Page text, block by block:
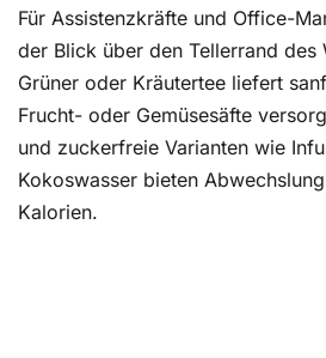
Für Assistenzkräfte und Office-
der Blick über den Tellerrand des
Grüner oder Kräutertee liefert
Frucht- oder Gemüsesäfte
und zuckerfreie Varianten wie
Kokoswasser bieten
Kalorien.